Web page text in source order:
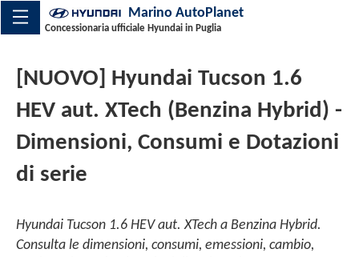
Marino AutoPlanet
Concessionaria ufficiale Hyundai in Puglia
[NUOVO] Hyundai Tucson 1.6
HEV aut. XTech (Benzina Hybrid) -
Dimensioni, Consumi e Dotazioni
di serie
Hyundai Tucson 1.6 HEV aut. XTech a Benzina Hybrid.
Consulta le dimensioni, consumi, emessioni, cambio,